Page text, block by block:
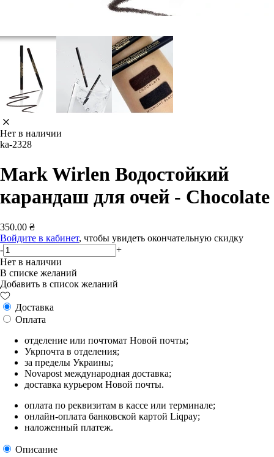
Нет в наличии
ka-2328
Mark Wirlen Водостойкий
карандаш для очей - Chocolate
350.00 ₴
Войдите в кабинет, чтобы увидеть окончательную скидку
-
+
Нет в наличии
В списке желаний
Добавить в список желаний
Доставка
Оплата
отделение или почтомат Новой почты;
Укрпочта в отделения;
за пределы Украины;
Novapost международная доставка;
доставка курьером Новой почты.
оплата по реквизитам в кассе или терминале;
онлайн-оплата банковской картой Liqpay;
наложенный платеж.
Описание